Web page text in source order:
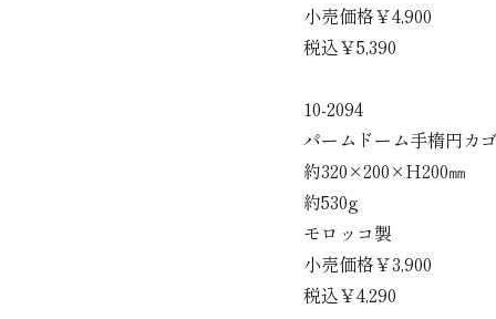
小売価格￥4,900
税込￥5,390
10-2094
パームドーム手楕円カ
約320×200×H200㎜
約530g
モロッコ製
小売価格￥3,900
税込￥4,290